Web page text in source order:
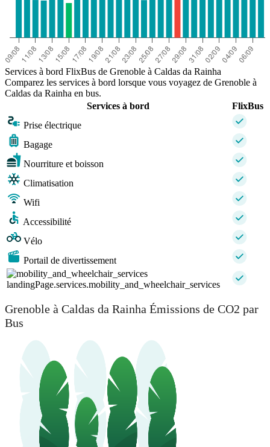
Services à bord FlixBus de Grenoble à Caldas da Rainha
Comparez les services à bord lorsque vous voyagez de Grenoble à
Caldas da Rainha en bus.
Services à bord
FlixBus
Prise électrique
Bagage
Nourriture et boisson
Climatisation
Wifi
Accessibilité
Vélo
Portail de divertissement
landingPage.services.mobility_and_wheelchair_services
Grenoble à Caldas da Rainha Émissions de CO2 par
Bus